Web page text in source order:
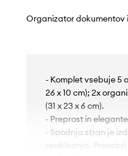
Organizator dokumentov
- Komplet vsebuje 5
26 x 10 cm); 2x
(31 x 23 x 6 cm).
- Preprost in
- Spodnja stran je
recikliranja.